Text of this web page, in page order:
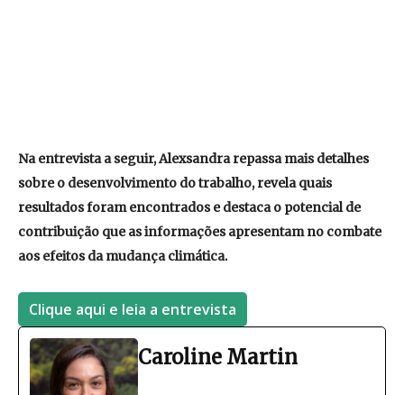
Na entrevista a seguir, Alexsandra repassa mais detalhes
sobre o desenvolvimento do trabalho, revela quais
resultados foram encontrados e destaca o potencial de
contribuição que as informações apresentam no combate
aos efeitos da mudança climática.
Clique aqui e leia a entrevista
Caroline Martin